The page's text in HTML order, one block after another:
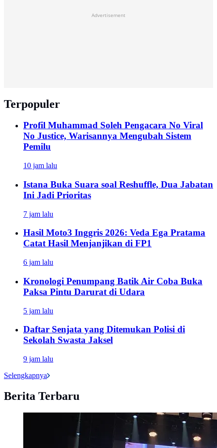
Advertisement
Terpopuler
Profil Muhammad Soleh Pengacara No Viral
No Justice, Warisannya Mengubah Sistem
Pemilu
10 jam lalu
Istana Buka Suara soal Reshuffle, Dua Jabatan
Ini Jadi Prioritas
7 jam lalu
Hasil Moto3 Inggris 2026: Veda Ega Pratama
Catat Hasil Menjanjikan di FP1
6 jam lalu
Kronologi Penumpang Batik Air Coba Buka
Paksa Pintu Darurat di Udara
5 jam lalu
Daftar Senjata yang Ditemukan Polisi di
Sekolah Swasta Jaksel
9 jam lalu
Selengkapnya
Berita Terbaru